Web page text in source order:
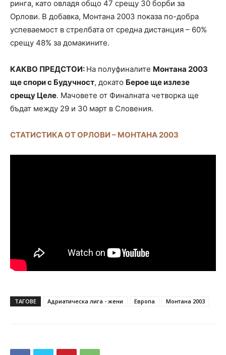
ринга, като овладя общо 47 срещу 30 борби за
Орлови. В добавка, Монтана 2003 показа по-добра
успеваемост в стрелбата от средна дистанция – 60%
срещу 48% за домакините.
КАКВО ПРЕДСТОИ: На полуфиналите Монтана 2003
ще спори с Будучност, докато Берое ще излезе
срещу Целе. Мачовете от Финалната четворка ще
бъдат между 29 и 30 март в Словения.
СТАТИСТИКА ОТ ОРЛОВИ – МОНТАНА 2003
ТАГОВЕ Адриатическа лига - жени Европа Монтана 2003